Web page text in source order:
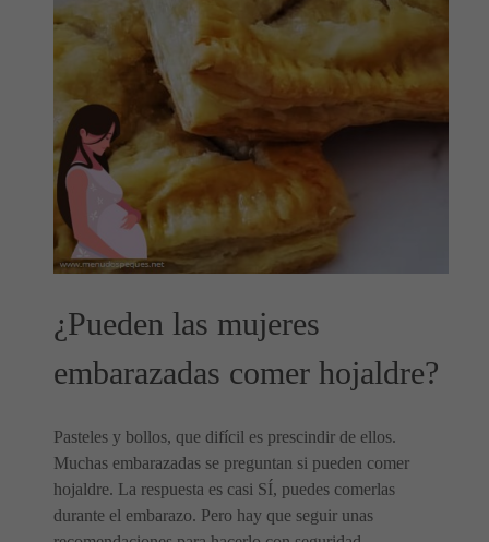
¿Pueden las mujeres
embarazadas comer hojaldre?
Pasteles y bollos, que difícil es prescindir de ellos.
Muchas embarazadas se preguntan si pueden comer
hojaldre. La respuesta es casi SÍ, puedes comerlas
durante el embarazo. Pero hay que seguir unas